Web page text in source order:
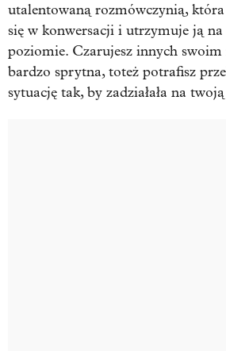
utalentowaną rozmówczynią,
się w konwersacji i utrzymuje ją
poziomie. Czarujesz innych swoim
bardzo sprytna, toteż potrafisz
sytuację tak, by zadziałała na